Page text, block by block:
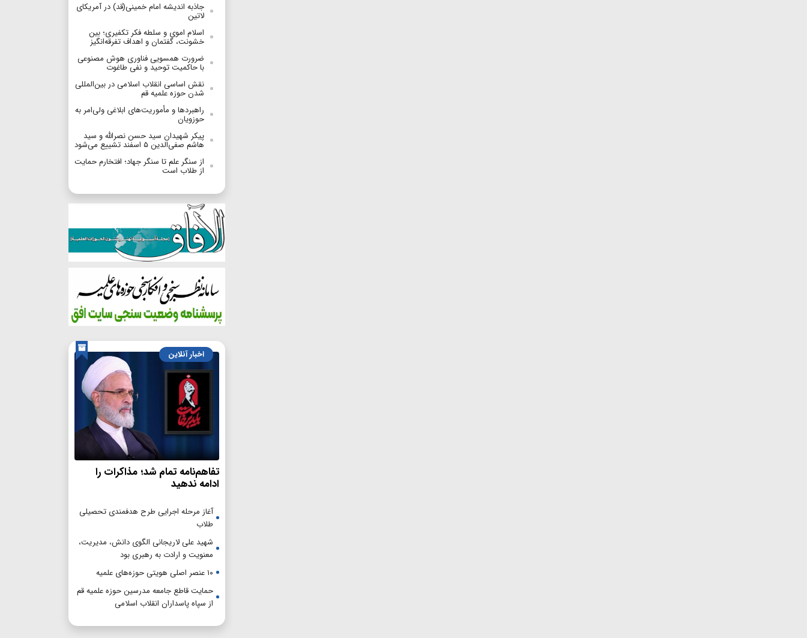
جاذبه اندیشه امام خمینی(قد) در آمریکای
لاتین
اسلام اموی و سلطه‌ فکر تکفیری؛ بین
خشونت، گفتمان و اهداف تفرقه‌انگیز
ضرورت همسویی فناوری هوش مصنوعی
با حاکمیت توحید و نفی طاغوت
نقش اساسی انقلاب اسلامی در بین‌المللی
شدن حوزه علمیه قم
راهبردها و مأموریت‌های ابلاغی ولی‌امر به
حوزویان
پیکر شهیدان سید حسن نصرالله و سید
هاشم صفی‌الدین ۵ اسفند تشییع می‌شود
از سنگر علم تا سنگر جهاد؛ افتخارم حمایت
از طلاب است
اخبار آنلاین
تفاهم‌نامه تمام شد؛ مذاکرات را
ادامه ندهید
آغاز مرحله اجرایی طرح هدفمندی تحصیلی
طلاب
شهید علی لاریجانی الگوی دانش، مدیریت،
معنویت و ارادت به رهبری بود
۱۰ عنصر اصلی هویتی حوزه‌های علمیه
حمایت قاطع جامعه مدرسین حوزه علمیه قم
از سپاه پاسداران انقلاب اسلامی